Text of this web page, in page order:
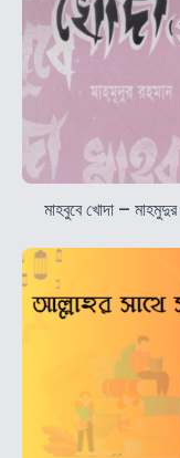
মাহবুবে খোদা –